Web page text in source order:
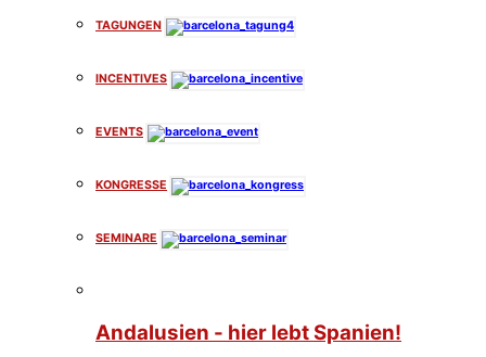
TAGUNGEN
INCENTIVES
EVENTS
KONGRESSE
SEMINARE
Andalusien - hier lebt Spanien!